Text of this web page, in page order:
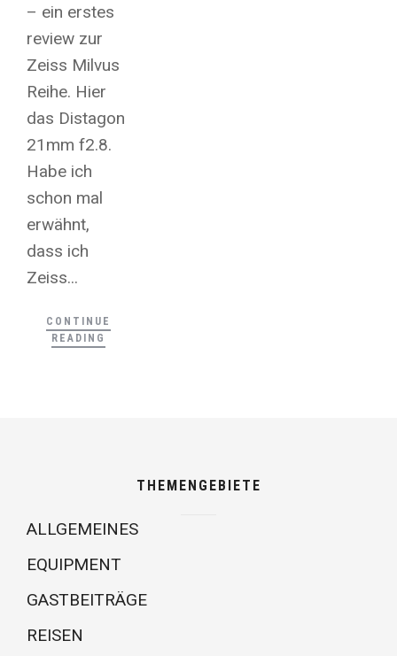
– ein erstes
review zur
Zeiss Milvus
Reihe. Hier
das Distagon
21mm f2.8.
Habe ich
schon mal
erwähnt,
dass ich
Zeiss...
CONTINUE
READING
THEMENGEBIETE
ALLGEMEINES
EQUIPMENT
GASTBEITRÄGE
REISEN